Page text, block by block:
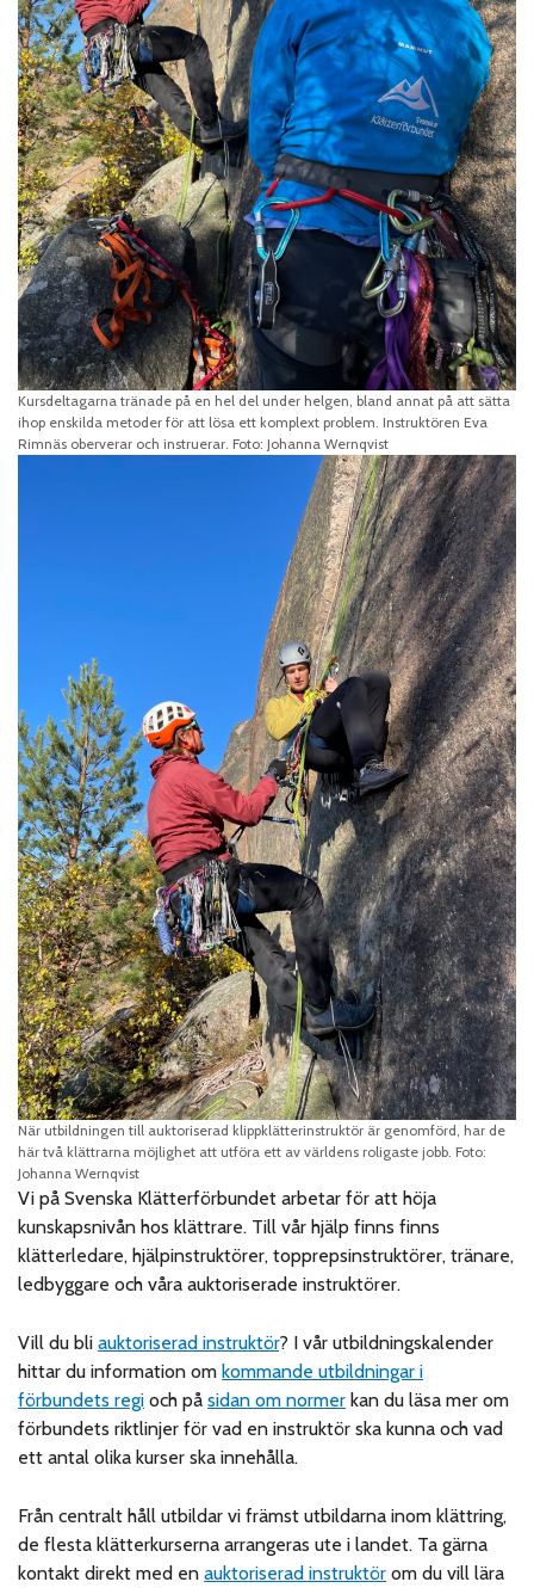
Kursdeltagarna tränade på en hel del under helgen, bland annat på att sätta
ihop enskilda metoder för att lösa ett komplext problem. Instruktören Eva
Rimnäs oberverar och instruerar. Foto: Johanna Wernqvist
När utbildningen till auktoriserad klippklätterinstruktör är genomförd, har de
här två klättrarna möjlighet att utföra ett av världens roligaste jobb. Foto:
Johanna Wernqvist
Vi på Svenska Klätterförbundet arbetar för att höja
kunskapsnivån hos klättrare. Till vår hjälp finns finns
klätterledare, hjälpinstruktörer, topprepsinstruktörer, tränare,
ledbyggare och våra auktoriserade instruktörer.
Vill du bliauktoriserad instruktör? I vår utbildningskalender
hittar du information omkommande utbildningar i
förbundets regi och påsidan om normer kan du läsa mer om
förbundets riktlinjer för vad en instruktör ska kunna och vad
ett antal olika kurser ska innehålla.
Från centralt håll utbildar vi främst utbildarna inom klättring,
de flesta klätterkurserna arrangeras ute i landet. Ta gärna
kontakt direkt med enauktoriserad instruktör om du vill lära